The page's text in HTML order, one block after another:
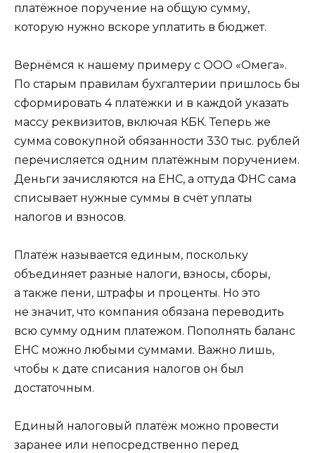
платёжное поручение на общую сумму,
которую нужно вскоре уплатить в бюджет.
Вернёмся к нашему примеру с ООО «Омега».
По старым правилам бухгалтерии пришлось бы
сформировать 4 платёжки и в каждой указать
массу реквизитов, включая КБК. Теперь же
сумма совокупной обязанности 330 тыс. рублей
перечисляется одним платёжным поручением.
Деньги зачисляются на ЕНС, а оттуда ФНС сама
списывает нужные суммы в счёт уплаты
налогов и взносов.
Платёж называется единым, поскольку
объединяет разные налоги, взносы, сборы,
а также пени, штрафы и проценты. Но это
не значит, что компания обязана переводить
всю сумму одним платежом. Пополнять баланс
ЕНС можно любыми суммами. Важно лишь,
чтобы к дате списания налогов он был
достаточным.
Единый налоговый платёж можно провести
заранее или непосредственно перед